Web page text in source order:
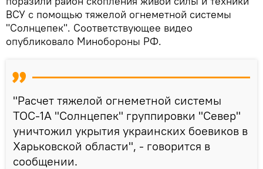
ВСУ с помощью тяжелой огнеметной системы
"Солнцепек". Соответствующее видео
опубликовало Минобороны РФ.
"Расчет тяжелой огнеметной системы
ТОС-1А "Солнцепек" группировки "Север"
уничтожил укрытия украинских боевиков в
Харьковской области", - говорится в
сообщении.